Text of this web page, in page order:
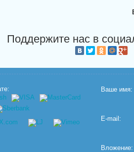
Поддержите нас в
Ваше имя:
E-mail: